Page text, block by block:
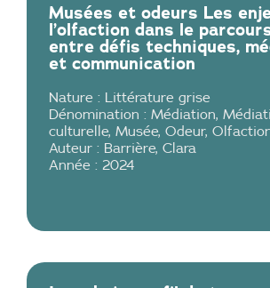
Musées et odeurs Les
l’olfaction dans le
entre défis techniques,
et communication
Nature :
Littérature grise
Dénomination : Médiation,
culturelle, Musée, Odeur,
Auteur : Barrière, Clara
Année : 2024